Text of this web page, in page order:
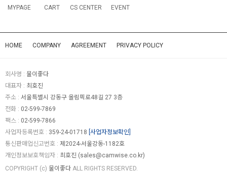
MYPAGE CART CS CENTER EVENT
HOME COMPANY AGREEMENT PRIVACY POLICY
회사명 : 물이좋다
대표자 : 최호진
주소 : 서울특별시 강동구 올림픽로48길 27 3층
전화 : 02-599-7869
팩스 : 02-599-7866
사업자등록번호 : 359-24-01718 [사업자정보확인]
통신판매업신고번호 : 제2024-서울강동-1182호
개인정보보호책임자 : 최호진 (sales@camwise.co.kr)
COPYRIGHT (c) 물이좋다 ALL RIGHTS RESERVED.